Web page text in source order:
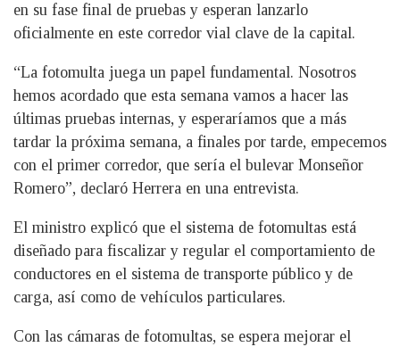
en su fase final de pruebas y esperan lanzarlo
oficialmente en este corredor vial clave de la capital.
“La fotomulta juega un papel fundamental. Nosotros
hemos acordado que esta semana vamos a hacer las
últimas pruebas internas, y esperaríamos que a más
tardar la próxima semana, a finales por tarde, empecemos
con el primer corredor, que sería el bulevar Monseñor
Romero”, declaró Herrera en una entrevista.
El ministro explicó que el sistema de fotomultas está
diseñado para fiscalizar y regular el comportamiento de
conductores en el sistema de transporte público y de
carga, así como de vehículos particulares.
Con las cámaras de fotomultas, se espera mejorar el